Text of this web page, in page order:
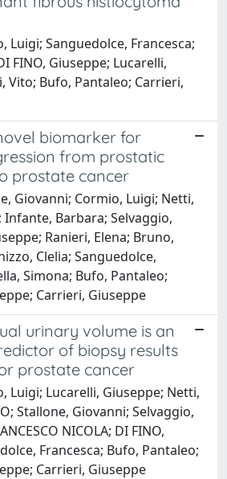
Luigi; Sanguedolce, Francesca;
FINO, Giuseppe; Lucarelli,
Vito; Bufo, Pantaleo; Carrieri,
biomarker for
from prostatic
prostate cancer
Giovanni; Cormio, Luigi; Netti,
Infante, Barbara; Selvaggio,
Ranieri, Elena; Bruno,
Clelia; Sanguedolce,
Simona; Bufo, Pantaleo;
Carrieri, Giuseppe
urinary volume is an
of biopsy results
prostate cancer
Luigi; Lucarelli, Giuseppe; Netti,
Stallone, Giovanni; Selvaggio,
NICOLA; DI FINO,
Francesca; Bufo, Pantaleo;
Carrieri, Giuseppe